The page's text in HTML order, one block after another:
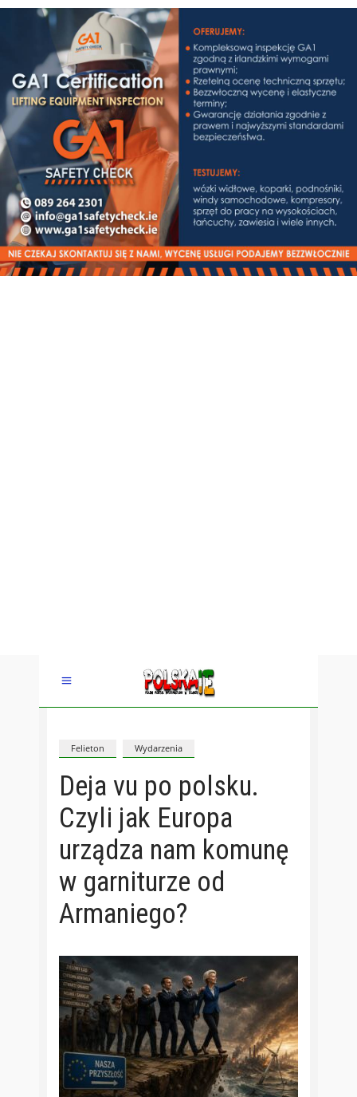
Felieton Wydarzenia
Deja vu po polsku.
Czyli jak Europa
urządza nam komunę
w garniturze od
Armaniego?